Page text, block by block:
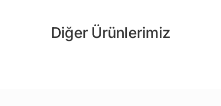
Diğer Ürünlerimiz